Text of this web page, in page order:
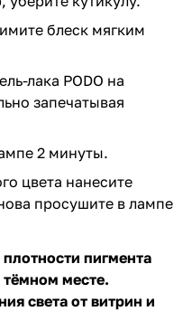
блеск мягким
лака PODO на
запечатывая
2 минуты.
цвета нанесите
просушите в лампе
пигмента
тёмном месте.
света от витрин и